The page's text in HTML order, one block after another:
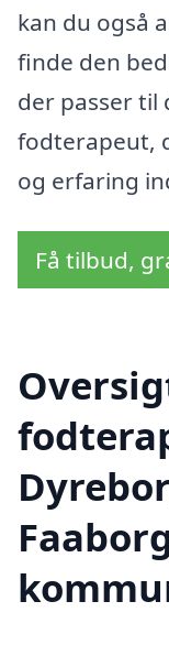
kan du også
finde den
der passer til
fodterapeut,
og erfaring
Få tilbud,